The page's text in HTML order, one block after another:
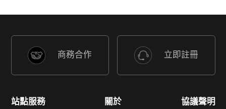
商務合作 立即註冊
站點服務
關於
協議聲明